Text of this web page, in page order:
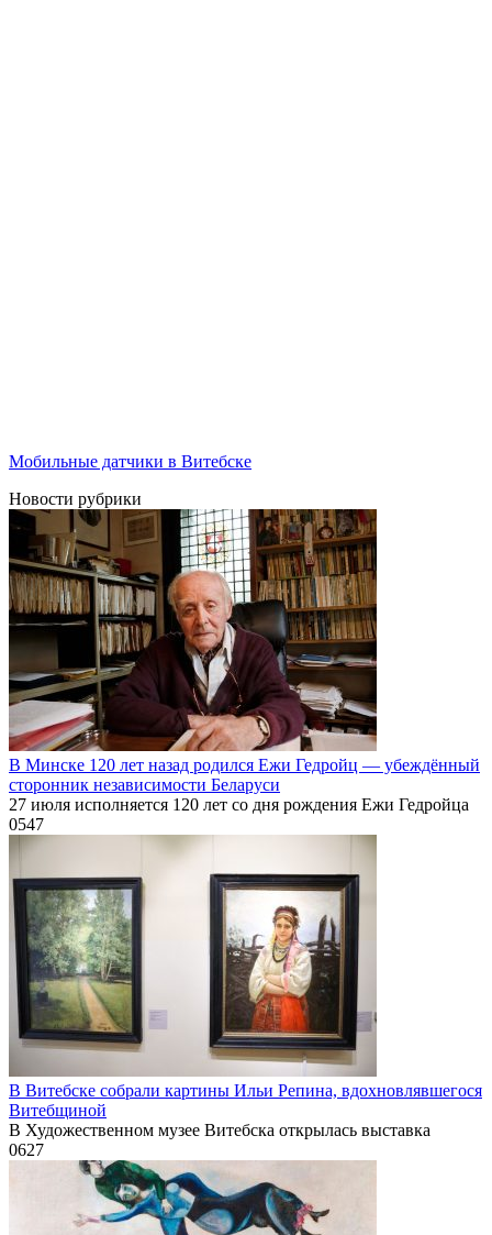
Мобильные датчики в Витебске
Новости рубрики
В Минске 120 лет назад родился Ежи Гедройц — убеждённый
сторонник независимости Беларуси
27 июля исполняется 120 лет со дня рождения Ежи Гедройца
0547
В Витебске собрали картины Ильи Репина, вдохновлявшегося
Витебщиной
В Художественном музее Витебска открылась выставка
0627